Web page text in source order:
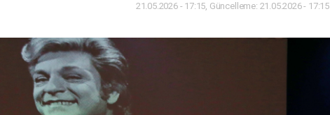
21.05.2026 - 17:15, Güncelleme: 21.05.2026 - 17:15